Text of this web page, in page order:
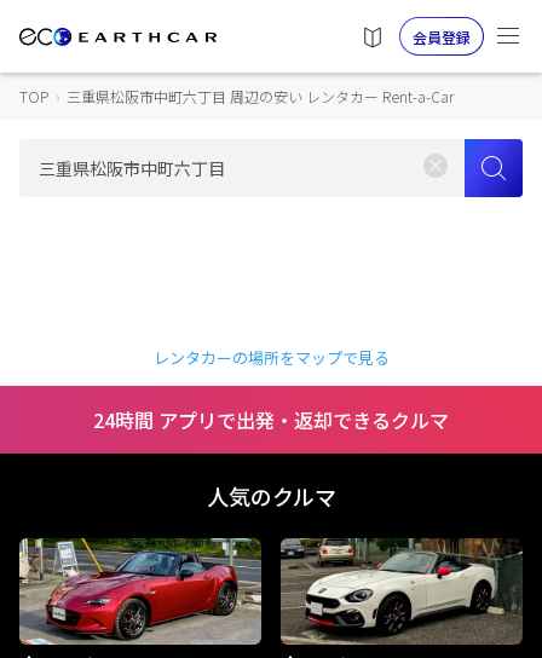
会員登録
TOP › 三重県松阪市中町六丁目 周辺の安い レンタカー Rent-a-Car
レンタカーの場所をマップで見る
24時間 アプリで出発・返却できるクルマ
人気のクルマ